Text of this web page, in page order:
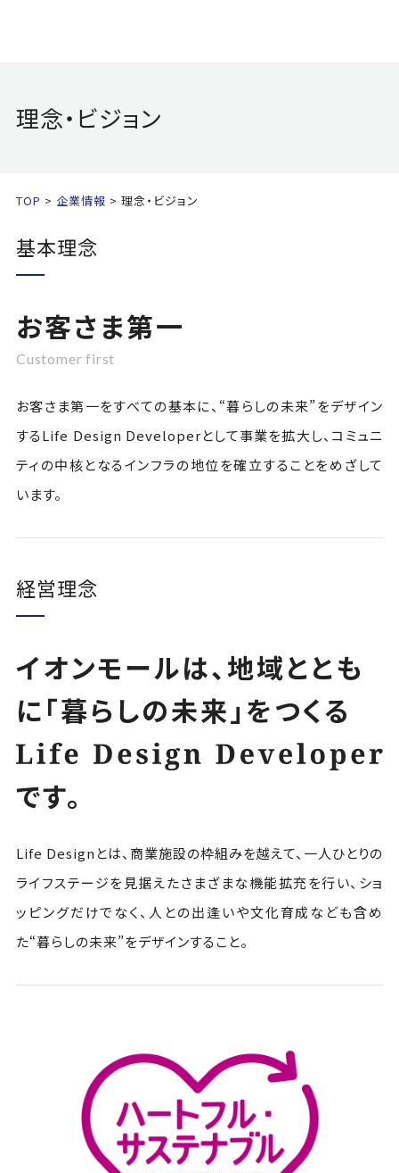
理念・ビジョン
TOP 企業情報 理念・ビジョン
基本理念
お客さま第一
Customer first
お客さま第一をすべての基本に、“暮らしの未来”をデザイン
するLife Design Developerとして事業を拡大し、 コミュニ
ティの中核となるインフラの地位を確立することをめざして
います。
経営理念
イオンモールは、地域ととも
に「暮らしの未来」をつくる
です。
Life Designとは、商業施設の枠組みを越えて、一人ひとりの
ライフステージを見据えたさまざまな機能拡充を行い、ショ
ッピングだけでなく、人との出逢いや文化育成なども含め
た“暮らしの未来”をデザインすること。